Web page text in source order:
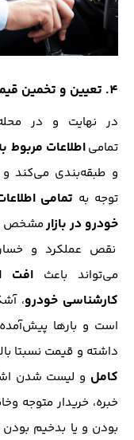
4. تعیین و تخمین قیمت
در نهایت و در
تمامیاطلاعات
و طبقه‌بندی می‌کند و
توجه به تمامی
خودرو در بازارمشخص
نقص عملکرد و
می‌تواند باعث افت
کارشناسی خودرو،
است و بارها
داشته و قیمت نسبتا
کامل و لیست شدن
خبره، خریدار متوجه
بودن و یا بدخیم